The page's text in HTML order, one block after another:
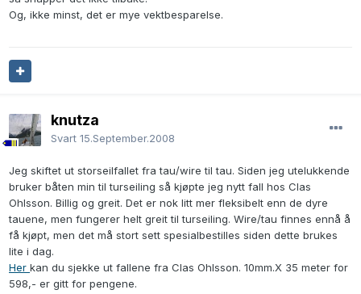
Og, ikke minst, det er mye vektbesparelse.
knutza
Svart 15.September.2008
Jeg skiftet ut storseilfallet fra tau/wire til tau. Siden jeg utelukkende
bruker båten min til turseiling så kjøpte jeg nytt fall hos Clas
Ohlsson. Billig og greit. Det er nok litt mer fleksibelt enn de dyre
tauene, men fungerer helt greit til turseiling. Wire/tau finnes ennå å
få kjøpt, men det må stort sett spesialbestilles siden dette brukes
lite i dag.
Her kan du sjekke ut fallene fra Clas Ohlsson. 10mm.X 35 meter for
598,- er gitt for pengene.